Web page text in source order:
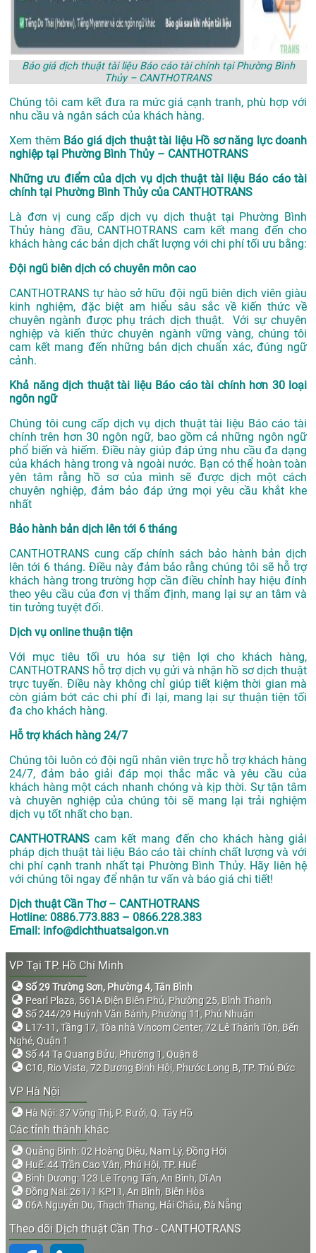
Báo giá dịch thuật tài liệu Báo cáo tài chính tại Phường Bình
Thủy – CANTHOTRANS
Chúng tôi cam kết đưa ra mức giá cạnh tranh, phù hợp với
nhu cầu và ngân sách của khách hàng.
Xem thêm Báo giá dịch thuật tài liệu Hồ sơ năng lực doanh
nghiệp tại Phường Bình Thủy – CANTHOTRANS
Những ưu điểm của dịch vụ dịch thuật tài liệu Báo cáo tài
chính tại Phường Bình Thủy của CANTHOTRANS
Là đơn vị cung cấp dịch vụ dịch thuật tại Phường Bình
Thủy hàng đầu, CANTHOTRANS cam kết mang đến cho
khách hàng các bản dịch chất lượng với chi phí tối ưu bằng:
Đội ngũ biên dịch có chuyên môn cao
CANTHOTRANS tự hào sở hữu đội ngũ biên dịch viên giàu
kinh nghiệm, đặc biệt am hiểu sâu sắc về kiến thức về
chuyên ngành được phụ trách dịch thuật. Với sự chuyên
nghiệp và kiến thức chuyên ngành vững vàng, chúng tôi
cam kết mang đến những bản dịch chuẩn xác, đúng ngữ
cảnh.
Khả năng dịch thuật tài liệu Báo cáo tài chính hơn 30 loại
ngôn ngữ
Chúng tôi cung cấp dịch vụ dịch thuật tài liệu Báo cáo tài
chính trên hơn 30 ngôn ngữ, bao gồm cả những ngôn ngữ
phổ biến và hiếm. Điều này giúp đáp ứng nhu cầu đa dạng
của khách hàng trong và ngoài nước. Bạn có thể hoàn toàn
yên tâm rằng hồ sơ của mình sẽ được dịch một cách
chuyên nghiệp, đảm bảo đáp ứng mọi yêu cầu khắt khe
nhất
Bảo hành bản dịch lên tới 6 tháng
CANTHOTRANS cung cấp chính sách bảo hành bản dịch
lên tới 6 tháng. Điều này đảm bảo rằng chúng tôi sẽ hỗ trợ
khách hàng trong trường hợp cần điều chỉnh hay hiệu đính
theo yêu cầu của đơn vị thẩm định, mang lại sự an tâm và
tin tưởng tuyệt đối.
Dịch vụ online thuận tiện
Với mục tiêu tối ưu hóa sự tiện lợi cho khách hàng,
CANTHOTRANS hỗ trợ dịch vụ gửi và nhận hồ sơ dịch thuật
trực tuyến. Điều này không chỉ giúp tiết kiệm thời gian mà
còn giảm bớt các chi phí đi lại, mang lại sự thuận tiện tối
đa cho khách hàng.
Hỗ trợ khách hàng 24/7
Chúng tôi luôn có đội ngũ nhân viên trực hỗ trợ khách hàng
24/7, đảm bảo giải đáp mọi thắc mắc và yêu cầu của
khách hàng một cách nhanh chóng và kịp thời. Sự tận tâm
và chuyên nghiệp của chúng tôi sẽ mang lại trải nghiệm
dịch vụ tốt nhất cho bạn.
CANTHOTRANS cam kết mang đến cho khách hàng giải
pháp dịch thuật tài liệu Báo cáo tài chính chất lượng và với
chi phí cạnh tranh nhất tại Phường Bình Thủy. Hãy liên hệ
với chúng tôi ngay để nhận tư vấn và báo giá chi tiết!
Dịch thuật Cần Thơ – CANTHOTRANS
Hotline: 0886.773.883 – 0866.228.383
Email: info@dichthuatsaigon.vn
VP Tại TP. Hồ Chí Minh
Số 29 Trường Sơn, Phường 4, Tân Bình
Pearl Plaza, 561A Điện Biên Phủ, Phường 25, Bình Thạnh
Số 244/29 Huỳnh Văn Bánh, Phường 11, Phú Nhuận
L17-11, Tầng 17, Tòa nhà Vincom Center, 72 Lê Thánh Tôn, Bến
Nghé, Quận 1
Số 44 Tạ Quang Bửu, Phường 1, Quận 8
C10, Rio Vista, 72 Dương Đình Hội, Phước Long B, TP. Thủ Đức
VP Hà Nội
Hà Nội: 37 Võng Thị, P. Bưởi, Q. Tây Hồ
Các tỉnh thành khác
Quảng Bình: 02 Hoàng Diệu, Nam Lý, Đồng Hới
Huế: 44 Trần Cao Vân, Phú Hội, TP. Huế
Bình Dương: 123 Lê Trọng Tấn, An Bình, Dĩ An
Đồng Nai: 261/1 KP11, An Bình, Biên Hòa
06A Nguyễn Du, Thạch Thang, Hải Châu, Đà Nẵng
Theo dõi Dịch thuật Cần Thơ - CANTHOTRANS